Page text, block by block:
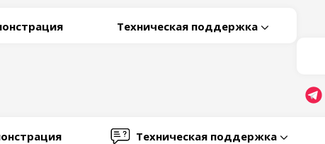
Техническая поддержка
Техническая поддержка